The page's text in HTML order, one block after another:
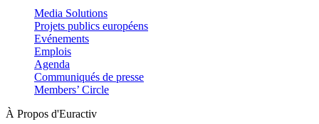
Media Solutions
Projets publics européens
Evénements
Emplois
Agenda
Communiqués de presse
Members’ Circle
À Propos d'Euractiv